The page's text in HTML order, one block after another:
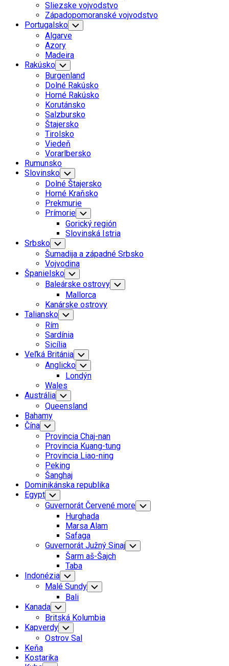
Sliezske vojvodstvo
Západopomoranské vojvodstvo
Portugalsko Toggle
Child
Menu
Algarve
Azory
Madeira
Rakúsko Toggle
Child
Menu
Burgenland
Dolné Rakúsko
Horné Rakúsko
Korutánsko
Salzbursko
Štajersko
Tirolsko
Viedeň
Vorarlbersko
Rumunsko
Slovinsko Toggle
Child
Menu
Dolné Štajersko
Horné Kraňsko
Prekmurie
Prímorie Toggle
Child
Menu
Gorický región
Slovinská Istria
Srbsko Toggle
Child
Menu
Šumadija a západné Srbsko
Vojvodina
Španielsko Toggle
Child
Menu
Baleárske ostrovy Toggle
Child
Mallorca
Kanárske ostrovy
Taliansko Toggle
Child
Menu
Rím
Sardínia
Sicília
Veľká Británia Toggle
Child
Menu
Anglicko Toggle
Child
Menu
Londýn
Wales
Austrália Toggle
Child
Menu
Queensland
Bahamy
Čína Toggle
Child
Menu
Provincia Chaj-nan
Provincia Kuang-tung
Provincia Liao-ning
Peking
Šanghaj
Dominikánska republika
Egypt Toggle
Child
Menu
Guvernorát Červené more Toggle
Child
Hurghada
Marsa Alam
Safaga
Guvernorát Južný Sinaj Toggle
Child
Šarm aš-Šajch
Taba
Indonézia Toggle
Child
Menu
Malé Sundy Toggle
Child
Bali
Kanada Toggle
Child
Menu
Britská Kolumbia
Kapverdy Toggle
Child
Menu
Ostrov Sal
Keňa
Kostarika